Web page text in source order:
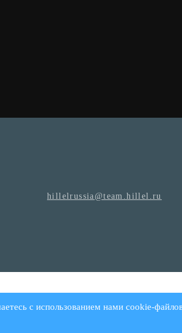
hillelrussia@team.hillel.ru
с использованием нами cookie-